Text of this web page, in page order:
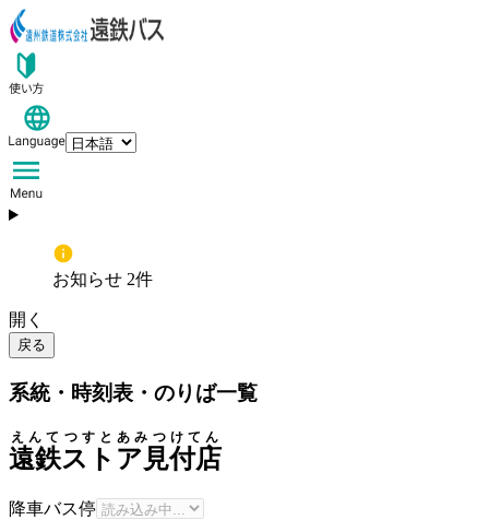
お知らせ 2件
開く
戻る
系統・時刻表・のりば一覧
遠鉄ストア見付店
えんてつすとあみつけてん
降車バス停